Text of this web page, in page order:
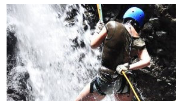
Kategorie: Locations
Tags: Badeurlaub|Dänemark|Europa|